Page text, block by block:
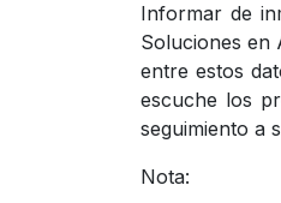
Informar de
Soluciones en
entre estos
escuche los
seguimiento a
Nota: